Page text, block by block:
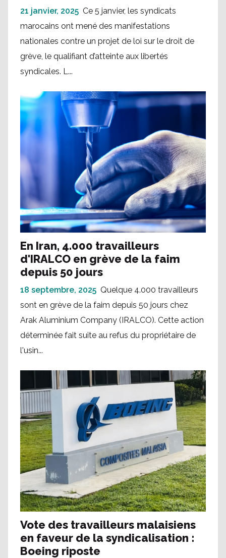
21 janvier, 2025 Ce 5 janvier, les syndicats
marocains ont mené des manifestations
nationales contre un projet de loi sur le droit de
grève, le qualifiant d’atteinte aux libertés
syndicales. L...
En Iran, 4.000 travailleurs
d'IRALCO en grève de la faim
depuis 50 jours
18 septembre, 2025 Quelque 4.000 travailleurs
sont en grève de la faim depuis 50 jours chez
Arak Aluminium Company (IRALCO). Cette action
déterminée fait suite au refus du propriétaire de
l'usin...
Vote des travailleurs malaisiens
en faveur de la syndicalisation :
Boeing riposte